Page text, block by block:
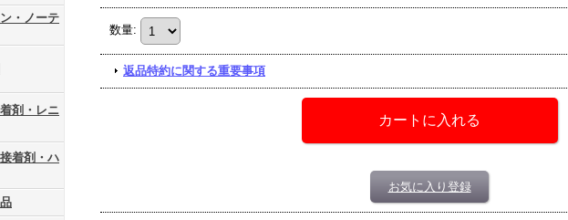
・ノーテ
剤・レニ
着剤・ハ
数量:
返品特約に関する重要事項
お気に入り登録